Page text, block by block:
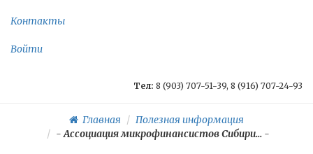
Контакты
Войти
Тел: 8 (903) 707-51-39, 8 (916) 707-24-93
Главная
Полезная информация
-Ассоциация микрофинансистов Сибири... -